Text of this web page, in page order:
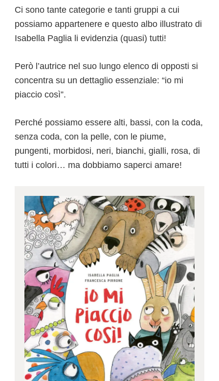
Ci sono tante categorie e tanti gruppi a cui
possiamo appartenere e questo albo illustrato di
Isabella Paglia li evidenzia (quasi) tutti!
Però l’autrice nel suo lungo elenco di opposti si
concentra su un dettaglio essenziale: “io mi
piaccio così”.
Perché possiamo essere alti, bassi, con la coda,
senza coda, con la pelle, con le piume,
pungenti, morbidosi, neri, bianchi, gialli, rosa, di
tutti i colori… ma dobbiamo saperci amare!